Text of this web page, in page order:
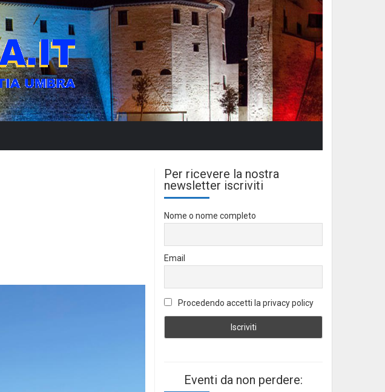
Per ricevere la nostra
newsletter iscriviti
Nome o nome completo
Email
Procedendo accetti la privacy policy
Eventi da non perdere: